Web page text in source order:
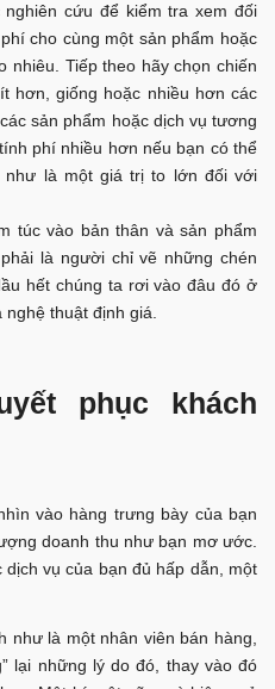
cứu để kiểm tra xem đối
cho cùng một sản phẩm hoặc
Tiếp theo hãy chọn chiến
hơn, giống hoặc nhiều hơn các
sản phẩm hoặc dịch vụ tương
phí nhiều hơn nếu bạn có thể
như là một giá trị to lớn đối với
túc vào bản thân và sản phẩm
là người chỉ vẽ những chén
hết chúng ta rơi vào đâu đó ở
nghệ thuật định giá.
phục khách
vào hàng trưng bày của bạn
doanh thu như bạn mơ ước.
vụ của bạn đủ hấp dẫn, một
như là một nhân viên bán hàng,
lại những lý do đó, thay vào đó